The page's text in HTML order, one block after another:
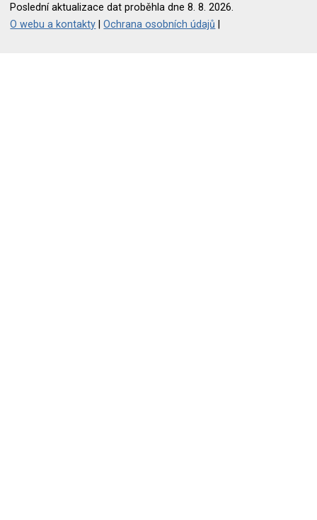
Poslední aktualizace dat proběhla dne 8. 8. 2026.
O webu a kontakty |Ochrana osobních údajů